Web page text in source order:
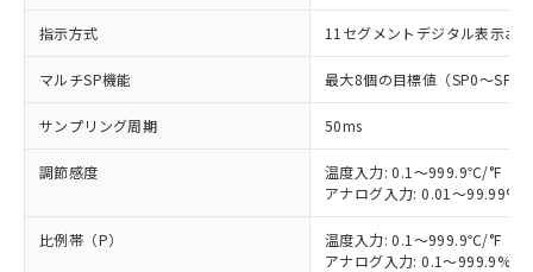
指示方式 11セグメントデジタル表示お
マルチSP機能 最大8個の目標値（SP0～SP7
サンプリング周期 50ms
調節感度
温度入力: 0.1～999.9℃/°F（
アナログ入力: 0.01～
比例帯（P）
温度入力: 0.1～999.9℃/°F（
アナログ入力: 0.1～999.9%FS